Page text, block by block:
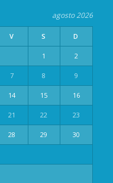
agosto 2026
V S D
1 2
7 8 9
14 15 16
21 22 23
28 29 30